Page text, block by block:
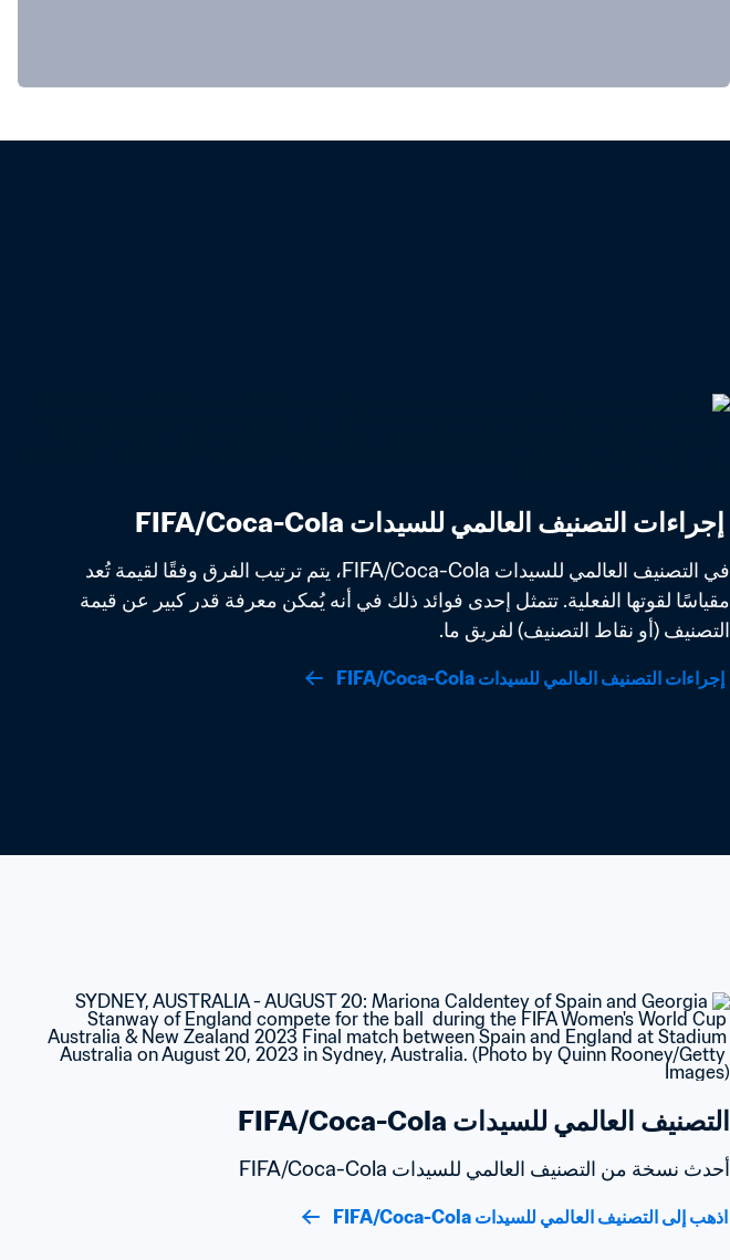
التصنيف (أو نقاط التصنيف) لفريق ما.
التصنيف العالمي للسيدات FIFA/Coca-Cola
أحدث نسخة من التصنيف العالمي للسيدات FIFA/Coca-Cola
اذهب إلى التصنيف العالمي للسيدات FIFA/Coca-Cola